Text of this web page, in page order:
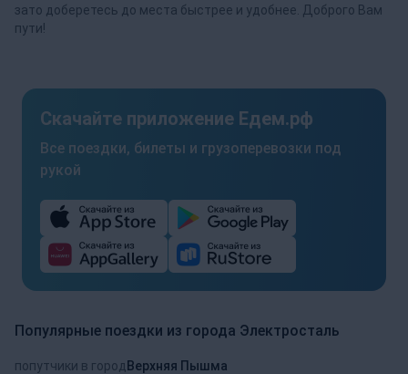
зато доберетесь до места быстрее и удобнее. Доброго Вам
пути!
Скачайте приложение Едем.рф
Все поездки, билеты и грузоперевозки под
рукой
Популярные поездки из города Электросталь
попутчики в город Верхняя Пышма